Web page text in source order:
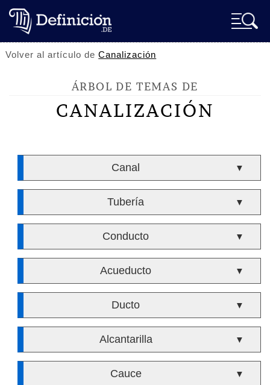
Volver al artículo deCanalización
ÁRBOL DE TEMAS DE
CANALIZACIÓN
Canal ▼
Tubería ▼
Conducto ▼
Acueducto ▼
Ducto ▼
Alcantarilla ▼
Cauce ▼